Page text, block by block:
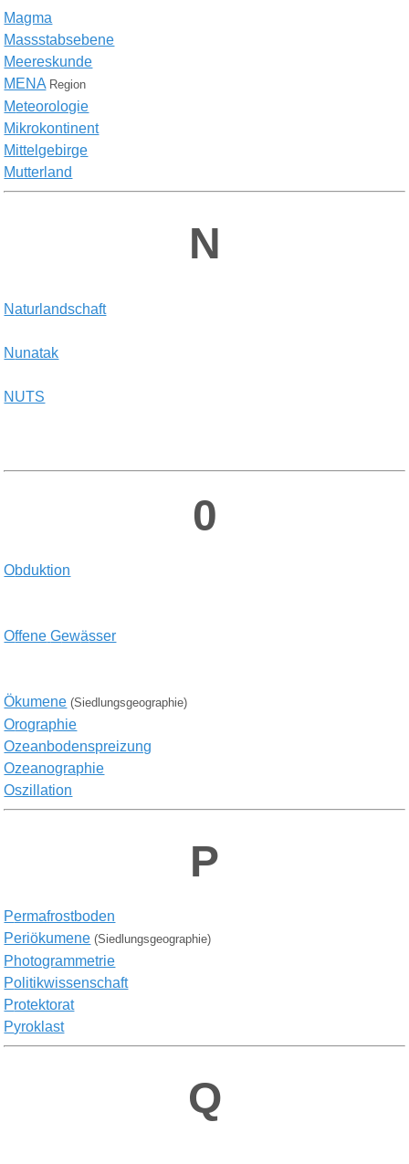
Magma
Massstabsebene
Meereskunde
MENA Region
Meteorologie
Mikrokontinent
Mittelgebirge
Mutterland
N
Naturlandschaft
N unatak
NUTS
0
Obduktion
Offene Gewässer
Ökumene (Siedlungsgeographie)
Orographie
Ozeanbodenspreizung
Ozeanographie
Oszillation
P
Permafrostboden
Periökumene (Siedlungsgeographie)
Photogrammetrie
Politikwissenschaft
Protektorat
Pyroklast
Q